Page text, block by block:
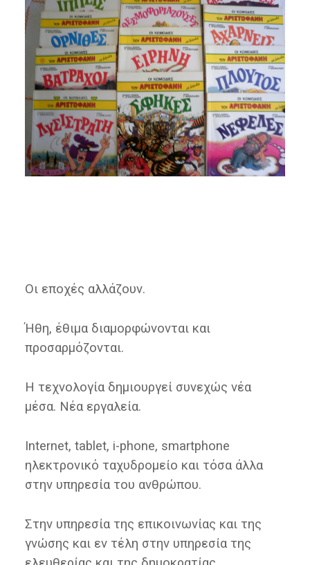
Οι εποχές αλλάζουν.
Ήθη, έθιμα διαμορφώνονται και
προσαρμόζονται.
Η τεχνολογία δημιουργεί συνεχώς νέα
μέσα. Νέα εργαλεία.
Internet, tablet, i-phone, smartphone
ηλεκτρονικό ταχυδρομείο και τόσα άλλα
στην υπηρεσία του ανθρώπου.
Στην υπηρεσία της επικοινωνίας και της
γνώσης και εν τέλη στην υπηρεσία της